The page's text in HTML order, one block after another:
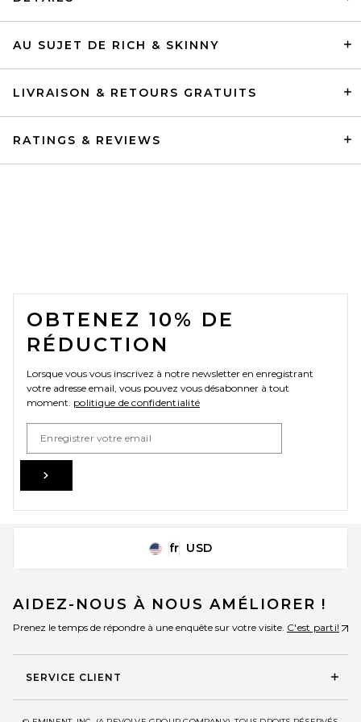
AU SUJET DE RICH & SKINNY
LIVRAISON & RETOURS GRATUITS
RATINGS & REVIEWS
FOOTER
OBTENEZ 10% DE
RÉDUCTION
Lorsque vous vous inscrivez à notre newsletter en enregistrant
votre adresse email, vous pouvez vous désabonner à tout
moment. politique de confidentialité
Change Country Regions
fr USD
AIDEZ-NOUS À NOUS AMÉLIORER !
Prenez le temps de répondre à une enquête sur votre visite. C'est parti!
SERVICE CLIENT